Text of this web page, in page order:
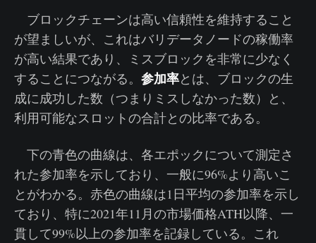
ブロックチェーンは高い信頼性を維持すること
が望ましいが、これはバリデータノードの稼働率
が高い結果であり、ミスブロックを非常に少なく
することにつながる。 参加率とは、ブロックの生
成に成功した数（つまりミスしなかった数）と、
利用可能なスロットの合計との比率である。
下の青色の曲線は、各エポックについて測定さ
れた参加率を示しており、一般に96%より高いこ
とがわかる。赤色の曲線は1日平均の参加率を示し
ており、特に2021年11月の市場価格ATH以降、一
貫して99%以上の参加率を記録している。これ